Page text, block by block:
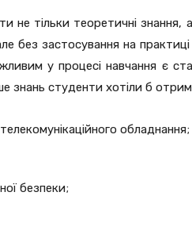
не тільки теоретичні знання,
без застосування на
у процесі навчання є
знань студенти хотіли б
обладнання;
безпеки;